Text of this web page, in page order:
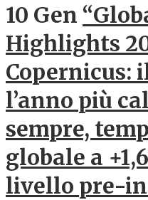
10 Gen
Highlights
Copernicus:
l’anno più
sempre,
globale a
livello pre-